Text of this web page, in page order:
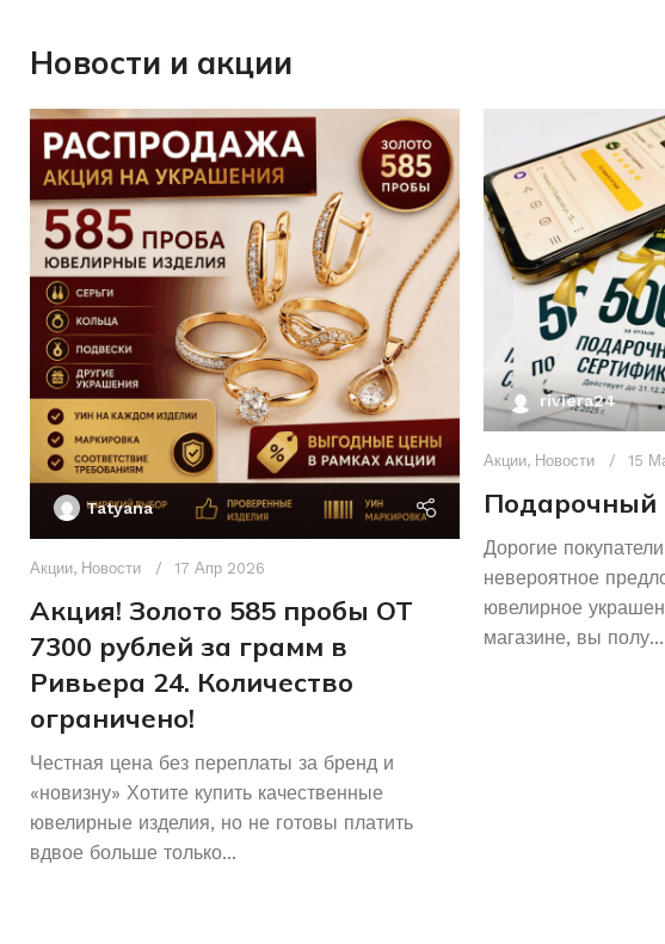
Новости и акции
Tatyana
Акции, Новости 17 Апр 2026
Акция! Золото 585 пробы ОТ
7300 рублей за грамм в
Ривьера 24. Количество
ограничено!
Честная цена без переплаты за бренд и
«новизну» Хотите купить качественные
ювелирные изделия, но не готовы платить
вдвое больше только...
riviera24
Акции, Новости 15
Подарочный
Дорогие
невероятное
ювелирное
магазине, вы полу...